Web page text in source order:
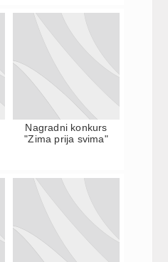
Nagradni konkurs
"Zima prija svima"